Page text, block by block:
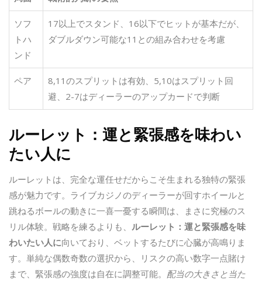
ソフ
トハ
ンド
17以上でスタンド、16以下でヒットが基本だが、
ダブルダウン可能な11との組み合わせを考慮
ペア
8,11のスプリットは有効、5,10はスプリット回
避、2-7はディーラーのアップカードで判断
ルーレット：運と緊張感を味わい
たい人に
ルーレットは、完全な運任せだからこそ生まれる独特の緊張
感が魅力です。ライブカジノのディーラーが回すホイールと
跳ねるボールの動きに一喜一憂する瞬間は、まさに究極のス
リル体験。戦略を練るよりも、 ルーレット：運と緊張感を味
わいたい人に向いており、ベットするたびに心臓が高鳴りま
す。単純な偶数奇数の選択から、リスクの高い数字一点賭け
まで、緊張感の強度は自在に調整可能。 配当の大きさと当た